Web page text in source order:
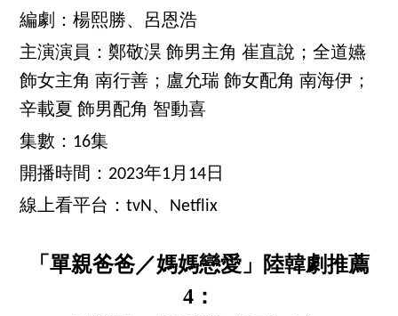
編劇：楊熙勝、呂恩浩
主演演員：鄭敬淏 飾男主角 崔直說；全道嬿
飾女主角 南行善；盧允瑞 飾女配角 南海伊；
辛載夏 飾男配角 智動喜
集數：16集
開播時間：2023年1月14日
線上看平台：tvN、Netflix
「單親爸爸／媽媽戀愛」陸韓劇推薦
4：